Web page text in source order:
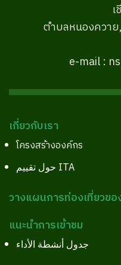
ตำบลหนองควาย
e-mail :
เกี่ยวกับเรา
โครงสร้างองค์กร
حول تقييم ITA
วางแผนการท่องเที่ยวข
แนะนำการเข้าชม
جدول أنشطة الأداء